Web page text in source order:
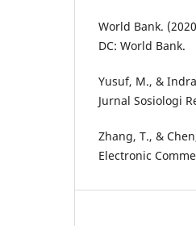
World Bank.
DC: World Bank.
Yusuf, M., &
Jurnal Sosiologi
Zhang, T., &
Electronic